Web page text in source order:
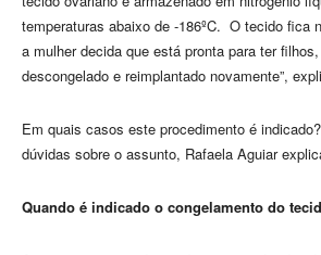
temperaturas abaixo de -186ºC. O tecido fica
a mulher decida que está pronta para ter
descongelado e reimplantado novamente”,
Em quais casos este procedimento é
dúvidas sobre o assunto, Rafaela Aguiar
Quando é indicado o congelamento do